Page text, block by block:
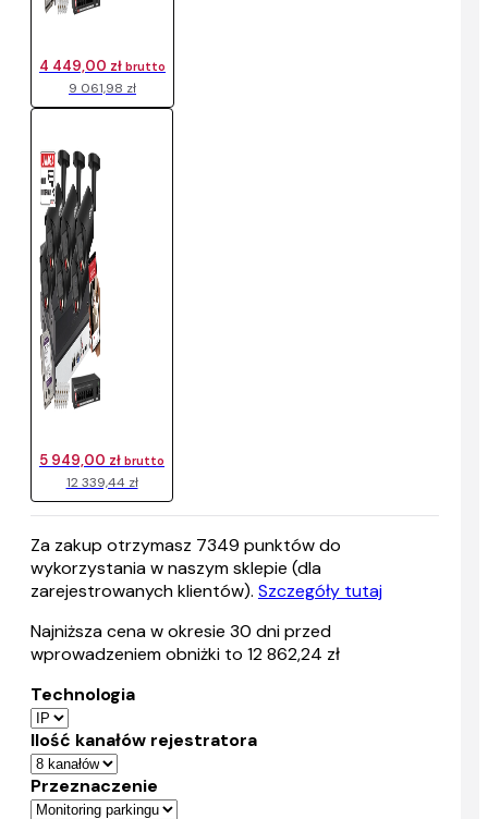
9 061,98 zł
4 449,00 zł brutto
12 339,44 zł
5 949,00 zł brutto
Za zakup otrzymasz 7349 punktów do
wykorzystania w naszym sklepie (dla
zarejestrowanych klientów). Szczegóły tutaj
Najniższa cena w okresie 30 dni przed
wprowadzeniem obniżki to 12 862,24 zł
Technologia
Ilość kanałów rejestratora
Przeznaczenie